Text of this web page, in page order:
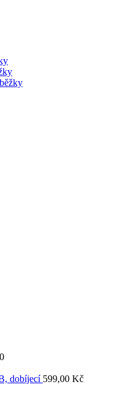
dobíjecí 599,00 Kč